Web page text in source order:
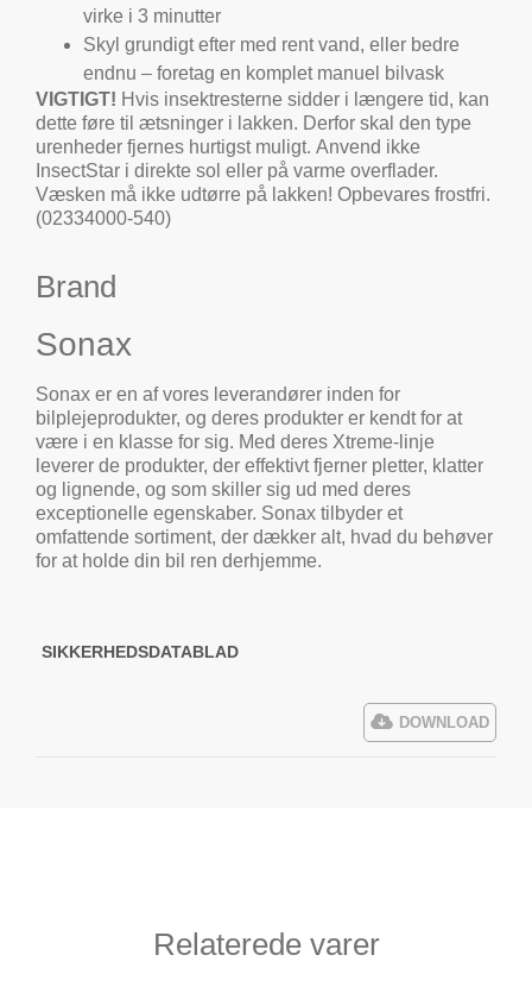
virke i 3 minutter
Skyl grundigt efter med rent vand, eller bedre
endnu – foretag en komplet manuel bilvask
VIGTIGT! Hvis insektresterne sidder i længere tid, kan
dette føre til ætsninger i lakken. Derfor skal den type
urenheder fjernes hurtigst muligt. Anvend ikke
InsectStar i direkte sol eller på varme overflader.
Væsken må ikke udtørre på lakken! Opbevares frostfri.
(02334000-540)
Brand
Sonax
Sonax er en af vores leverandører inden for
bilplejeprodukter, og deres produkter er kendt for at
være i en klasse for sig. Med deres Xtreme-linje
leverer de produkter, der effektivt fjerner pletter, klatter
og lignende, og som skiller sig ud med deres
exceptionelle egenskaber. Sonax tilbyder et
omfattende sortiment, der dækker alt, hvad du behøver
for at holde din bil ren derhjemme.
SIKKERHEDSDATABLAD
DOWNLOAD
Relaterede varer